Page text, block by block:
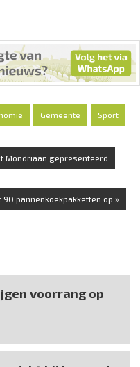
Gemeente Sport
Mondriaan gepresenteerd
pannenkoekpakketten op »
voorrang op